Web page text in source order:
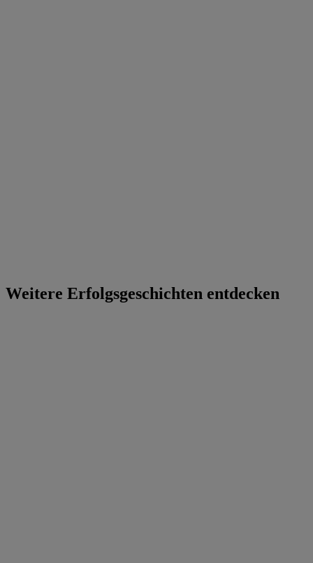
Weitere Erfolgsgeschichten entdecken